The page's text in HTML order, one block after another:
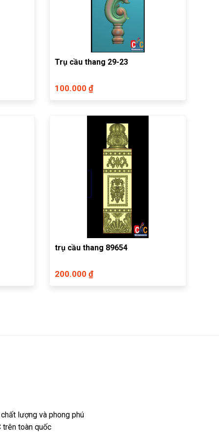
Trụ cầu thang 29-23
100.000 ₫
trụ cầu thang 89654
200.000 ₫
lượng và phong phú
trên toàn quốc